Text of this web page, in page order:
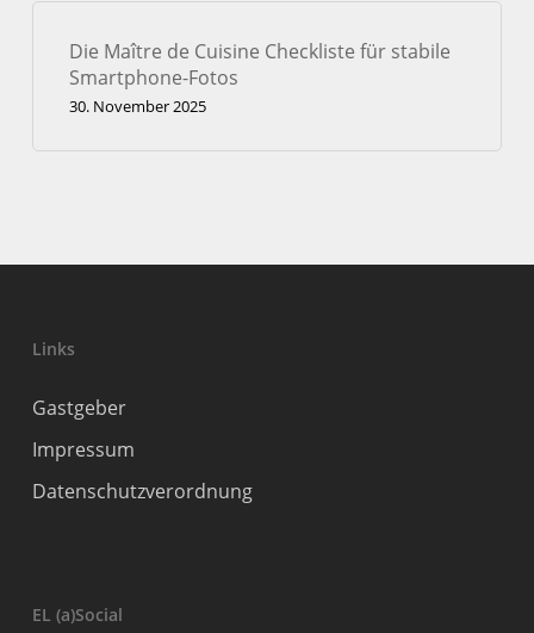
Die Maître de Cuisine Checkliste für stabile
Smartphone-Fotos
30. November 2025
Links
Gastgeber
Impressum
Datenschutzverordnung
EL (a)Social